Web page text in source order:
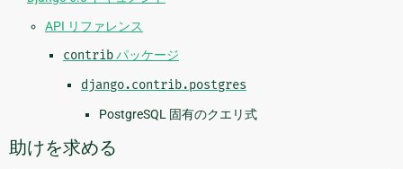
API リファレンス
contribパッケージ
django.contrib.postgres
PostgreSQL 固有のクエリ式
助けを求める